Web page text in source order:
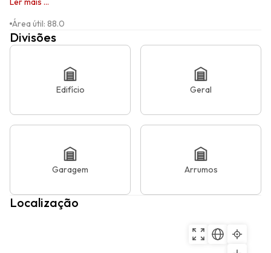
Área útil: 88.0
Divisões
Edifício Geral
Garagem Arrumos
Localização